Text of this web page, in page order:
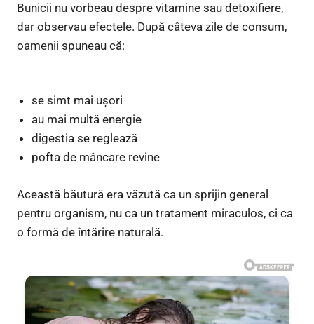
Bunicii nu vorbeau despre vitamine sau detoxifiere,
dar observau efectele. După câteva zile de consum,
oamenii spuneau că:
se simt mai ușori
au mai multă energie
digestia se reglează
pofta de mâncare revine
Această băutură era văzută ca un sprijin general
pentru organism, nu ca un tratament miraculos, ci ca
o formă de întărire naturală.